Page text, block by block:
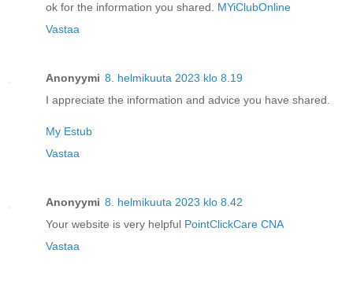
ok for the information you shared. MYiClubOnline
Vastaa
Anonyymi 8. helmikuuta 2023 klo 8.19
I appreciate the information and advice you have shared.
My Estub
Vastaa
Anonyymi 8. helmikuuta 2023 klo 8.42
Your website is very helpful PointClickCare CNA
Vastaa